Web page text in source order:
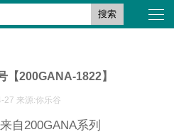
搜索
【200GANA-1822】
27 来源:你乐谷
自200GANA系列